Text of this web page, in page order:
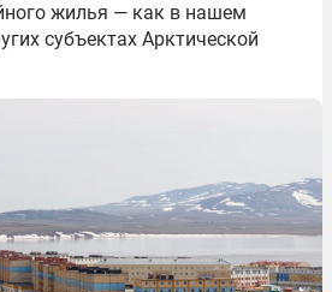
жилья — как в нашем
субъектах Арктической